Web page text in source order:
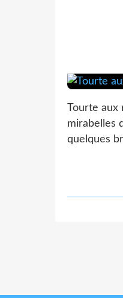
Tourte aux
mirabelles
quelques